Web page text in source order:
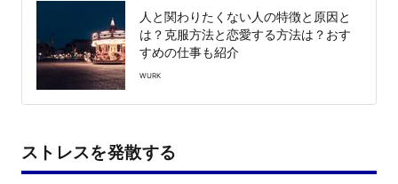
人と関わりたくない人の特徴と原因と
は？克服方法と恋愛する方法は？おす
すめの仕事も紹介
WURK
ストレスを発散する